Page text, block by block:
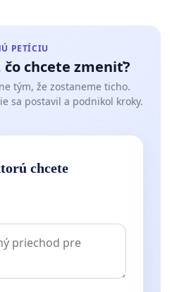
PETÍCIU
čo chcete zmeniť?
tým, že zostaneme ticho.
sa postavil a podnikol kroky.
chcete